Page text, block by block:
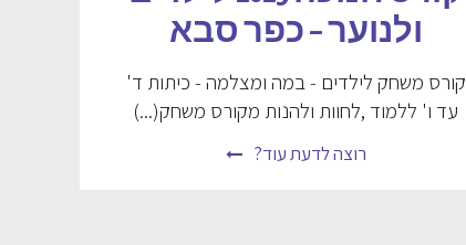
ולנוער – כפר סבא
קורס משחק לילדים - במה ומצלמה - כיתות ד'
עד ו' ללמוד ,לחוות ולהנות מקורס משחק(...)
רוצה לדעת עוד?